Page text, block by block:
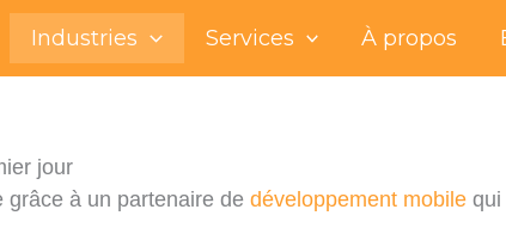
Industries Services À propos
jour
grâce à un partenaire de développement mobile qui